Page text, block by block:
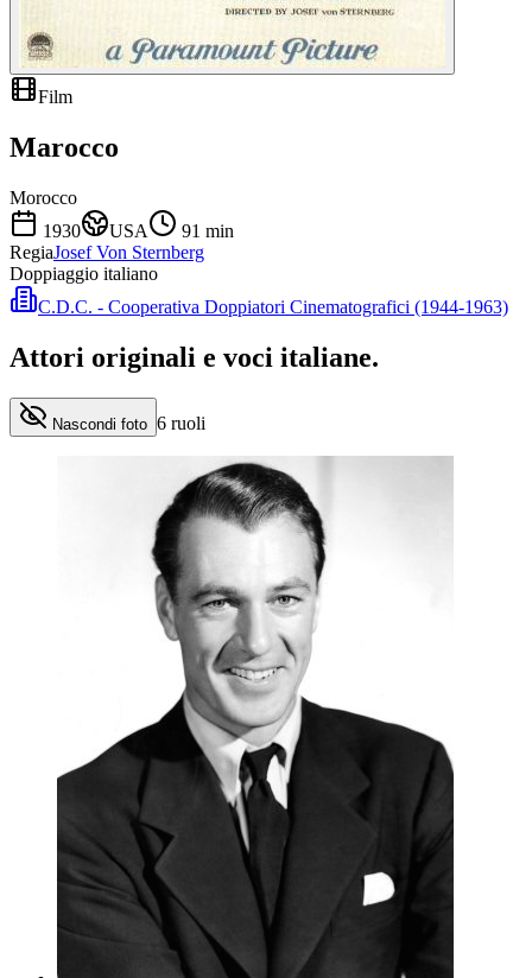
Film
Marocco
Morocco
1930
USA 91 min
RegiaJosef Von Sternberg
Doppiaggio italiano
C.D.C. - Cooperativa Doppiatori Cinematografici (1944-1963)
Attori originali e voci italiane.
Nascondi foto 6 ruoli